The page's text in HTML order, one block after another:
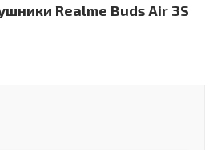
Realme Buds Air 3S